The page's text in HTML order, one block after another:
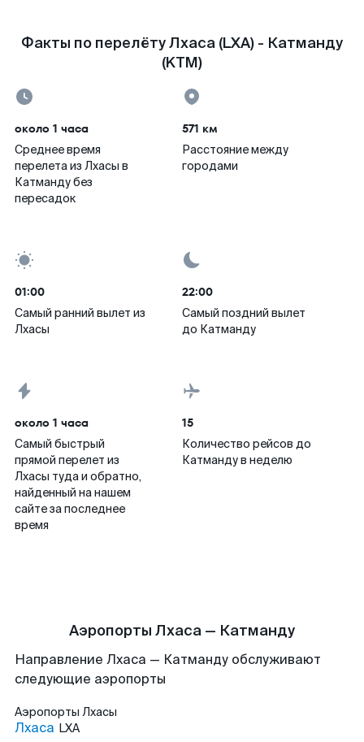
Факты по перелёту Лхаса (LXA) - Катманду
(KTM)
около 1 часа
Среднее время
перелета из Лхасы в
Катманду без
пересадок
571 км
Расстояние между
городами
01:00
Самый ранний вылет из
Лхасы
22:00
Самый поздний вылет
до Катманду
около 1 часа
Самый быстрый
прямой перелет из
Лхасы туда и обратно,
найденный на нашем
сайте за последнее
время
15
Количество рейсов до
Катманду в неделю
Аэропорты Лхаса — Катманду
Направление Лхаса — Катманду обслуживают
следующие аэропорты
Аэропорты Лхасы
Лхаса LXA